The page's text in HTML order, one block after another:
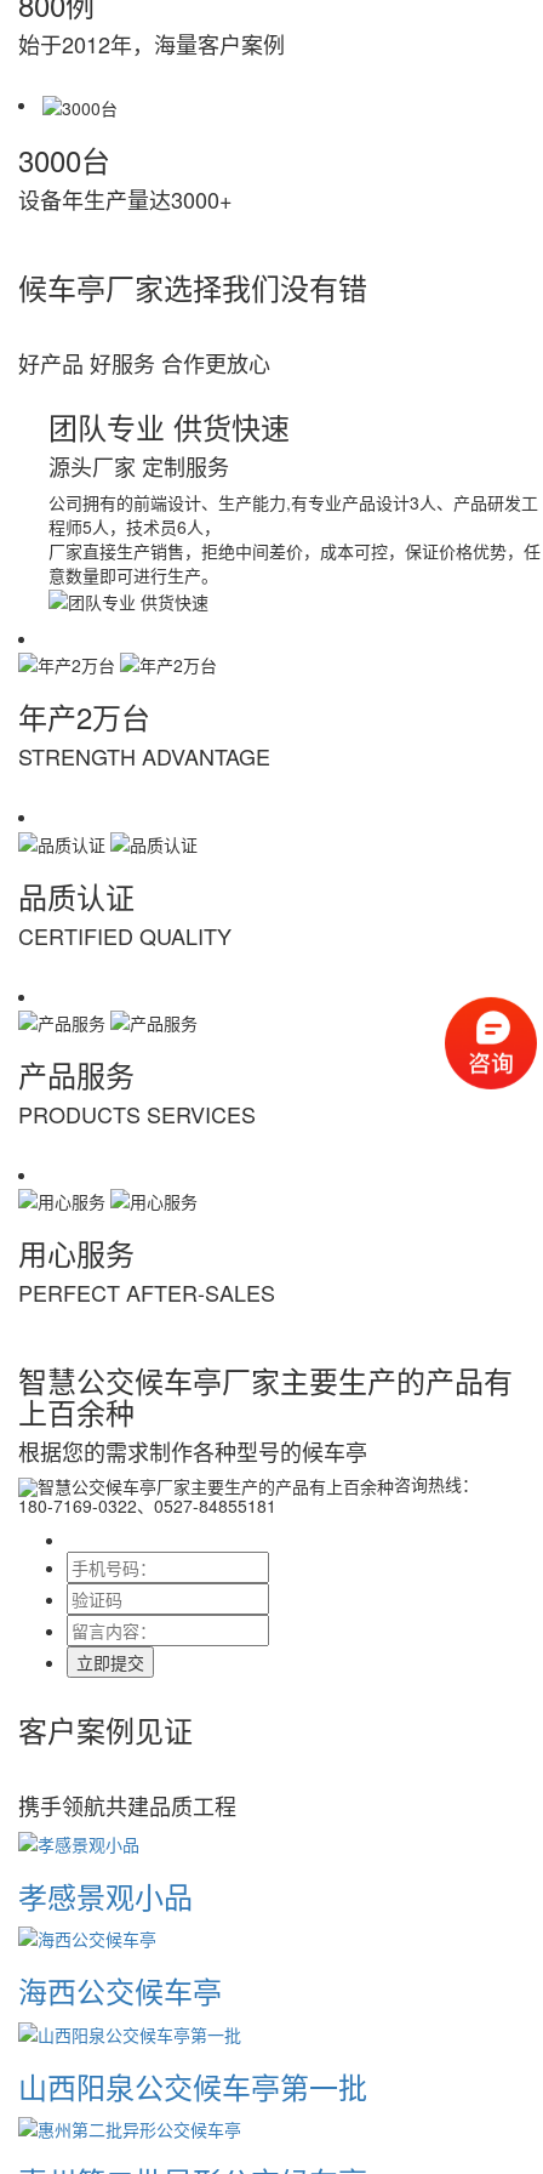
始于2012年，海量客户案例
3000台
设备年生产量达3000+
候车亭厂家选择我们没有错
好产品 好服务 合作更放心
团队专业 供货快速
源头厂家 定制服务
公司拥有的前端设计、生产能力,有专业产品设计3人、产品研发工
程师5人，技术员6人，
厂家直接生产销售，拒绝中间差价，成本可控，保证价格优势，任
意数量即可进行生产。
年产2万台
STRENGTH ADVANTAGE
品质认证
CERTIFIED QUALITY
产品服务
PRODUCTS SERVICES
用心服务
PERFECT AFTER-SALES
智慧公交候车亭厂家主要生产的产品有
上百余种
根据您的需求制作各种型号的候车亭
咨询热线：
180-7169-0322、0527-84855181
立即提交
客户案例见证
携手领航共建品质工程
孝感景观小品
海西公交候车亭
山西阳泉公交候车亭第一批